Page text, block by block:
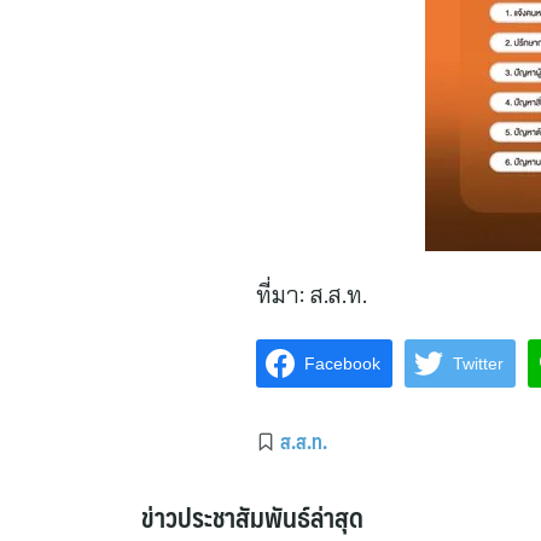
ที่มา: ส.ส.ท.
Facebook Twitter
ส.ส.ท.
ข่าวประชาสัมพันธ์ล่าสุด